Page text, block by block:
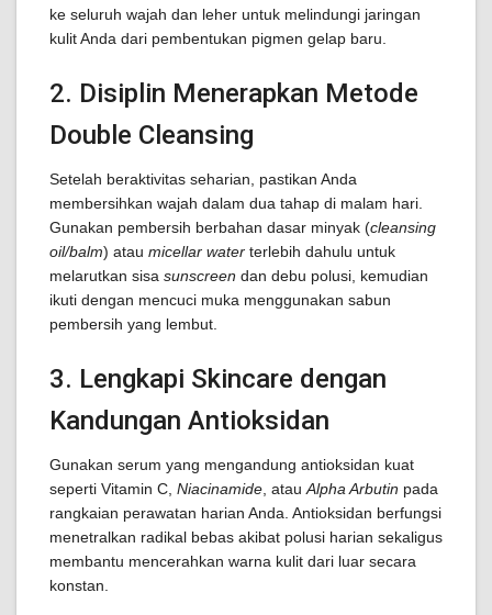
ke seluruh wajah dan leher untuk melindungi jaringan
kulit Anda dari pembentukan pigmen gelap baru.
2. Disiplin Menerapkan Metode
Double Cleansing
Setelah beraktivitas seharian, pastikan Anda
membersihkan wajah dalam dua tahap di malam hari.
Gunakan pembersih berbahan dasar minyak (cleansing
oil/balm) atau micellar water terlebih dahulu untuk
melarutkan sisa sunscreen dan debu polusi, kemudian
ikuti dengan mencuci muka menggunakan sabun
pembersih yang lembut.
3. Lengkapi Skincare dengan
Kandungan Antioksidan
Gunakan serum yang mengandung antioksidan kuat
seperti Vitamin C, Niacinamide , atau Alpha Arbutin pada
rangkaian perawatan harian Anda. Antioksidan berfungsi
menetralkan radikal bebas akibat polusi harian sekaligus
membantu mencerahkan warna kulit dari luar secara
konstan.